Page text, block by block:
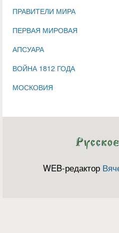
ПРАВИТЕЛИ МИРА
ПЕРВАЯ МИРОВАЯ
АПСУАРА
ВОЙНА 1812 ГОДА
МОСКОВИЯ
WEB-редактор